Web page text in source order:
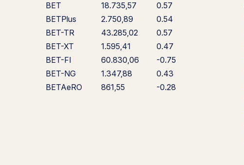
BET 18.735,57
0.57
BETPlus
2.750,89
0.54
BET-TR
43.285,02
0.57
BET-XT
1.595,41
0.47
BET-FI
60.830,06
-0.75
BET-NG
1.347,88
0.43
BETAeRO
861,55 -0.28